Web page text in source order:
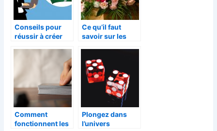
Conseils pour
réussir à créer
Ce qu’il faut
savoir sur les
Comment
fonctionnent les
Plongez dans
l’univers